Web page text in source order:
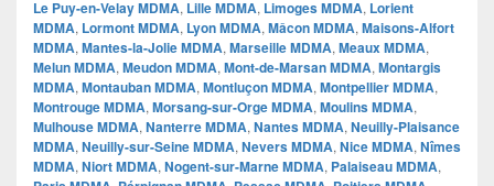
Le Puy-en-Velay MDMA, Lille MDMA, Limoges MDMA, Lorient
MDMA, Lormont MDMA, Lyon MDMA, Mâcon MDMA, Maisons-Alfort
MDMA, Mantes-la-Jolie MDMA, Marseille MDMA, Meaux MDMA,
Melun MDMA, Meudon MDMA, Mont-de-Marsan MDMA, Montargis
MDMA, Montauban MDMA, Montluçon MDMA, Montpellier MDMA,
Montrouge MDMA, Morsang-sur-Orge MDMA, Moulins MDMA,
Mulhouse MDMA, Nanterre MDMA, Nantes MDMA, Neuilly-Plaisance
MDMA, Neuilly-sur-Seine MDMA, Nevers MDMA, Nice MDMA, Nîmes
MDMA, Niort MDMA, Nogent-sur-Marne MDMA, Palaiseau MDMA,